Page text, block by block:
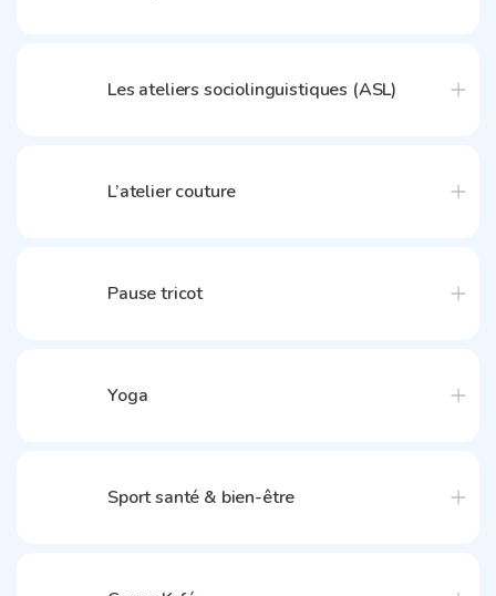
Les ateliers sociolinguistiques (ASL)
L’atelier couture
Pause tricot
Yoga
Sport santé & bien-être